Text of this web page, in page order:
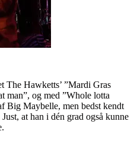
The Hawketts’ ”Mardi Gras
man”, og med ”Whole lotta
Big Maybelle, men bedst kendt
at han i dén grad også kunne